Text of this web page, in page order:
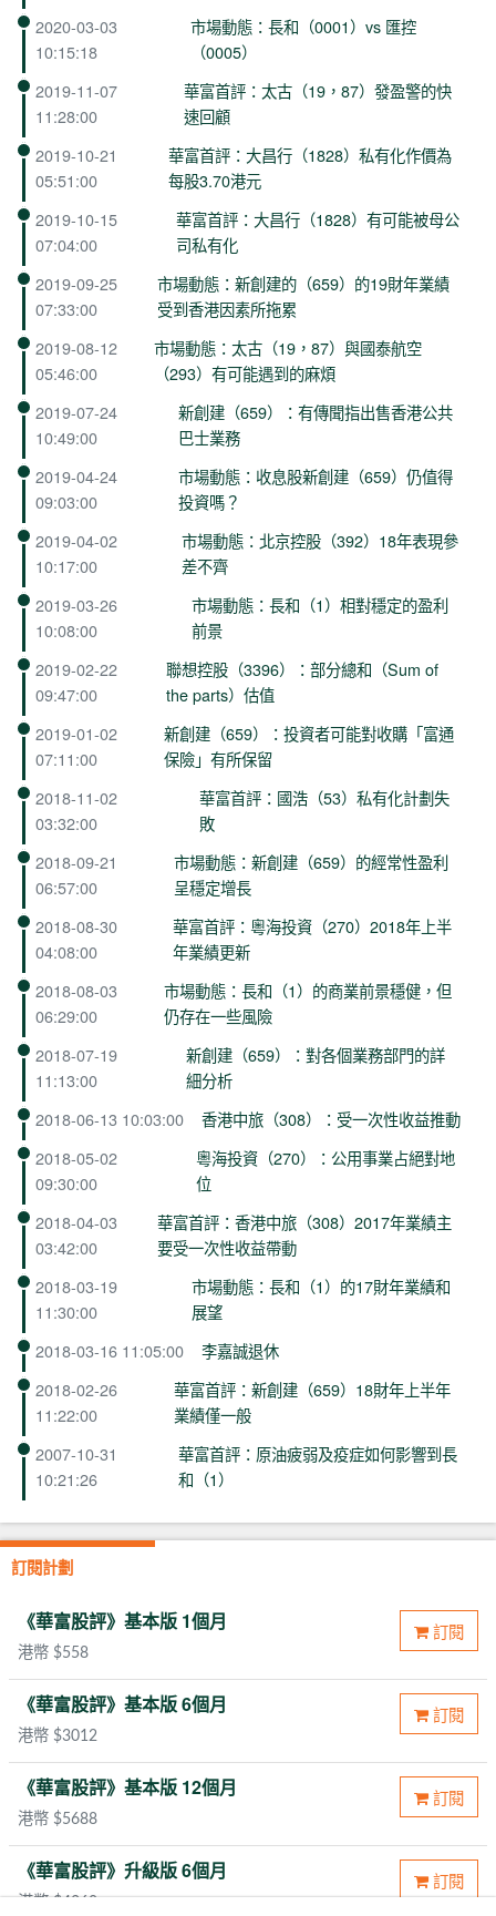
2020-03-03
10:15:18
市場動態：長和（0001）vs 匯控
（0005）
2019-11-07
11:28:00
華富首評：太古（19，87）發盈警的快
速回顧
2019-10-21
05:51:00
華富首評：大昌行（1828）私有化作價為
每股3.70港元
2019-10-15
07:04:00
華富首評：大昌行（1828）有可能被母公
司私有化
2019-09-25
07:33:00
市場動態：新創建的（659）的19財年業績
受到香港因素所拖累
2019-08-12
05:46:00
市場動態：太古（19，87）與國泰航空
（293）有可能遇到的麻煩
2019-07-24
10:49:00
新創建（659）：有傳聞指出售香港公共
巴士業務
2019-04-24
09:03:00
市場動態：收息股新創建（659）仍值得
投資嗎？
2019-04-02
10:17:00
市場動態：北京控股（392）18年表現參
差不齊
2019-03-26
10:08:00
市場動態：長和（1）相對穩定的盈利
前景
2019-02-22
09:47:00
聯想控股（3396）：部分總和（Sum of
the parts）估值
2019-01-02
07:11:00
新創建（659）：投資者可能對收購「富通
保險」有所保留
2018-11-02
03:32:00
華富首評：國浩（53）私有化計劃失
敗
2018-09-21
06:57:00
市場動態：新創建（659）的經常性盈利
呈穩定增長
2018-08-30
04:08:00
華富首評：粵海投資（270）2018年上半
年業績更新
2018-08-03
06:29:00
市場動態：長和（1）的商業前景穩健，但
仍存在一些風險
2018-07-19
11:13:00
新創建（659）：對各個業務部門的詳
細分析
2018-06-13 10:03:00
香港中旅（308）：受一次性收益推動
2018-05-02
09:30:00
粵海投資（270）：公用事業占絕對地
位
2018-04-03
03:42:00
華富首評：香港中旅（308）2017年業績主
要受一次性收益帶動
2018-03-19
11:30:00
市場動態：長和（1）的17財年業績和
展望
2018-03-16 11:05:00
李嘉誠退休
2018-02-26
11:22:00
華富首評：新創建（659）18財年上半年
業績僅一般
2007-10-31
10:21:26
華富首評：原油疲弱及疫症如何影響到長
和（1）
訂閱計劃
《華富股評》基本版 1個月
港幣 $558
訂閱
《華富股評》基本版 6個月
港幣 $3012
訂閱
《華富股評》基本版 12個月
港幣 $5688
訂閱
《華富股評》升級版 6個月
港幣 $4368
訂閱